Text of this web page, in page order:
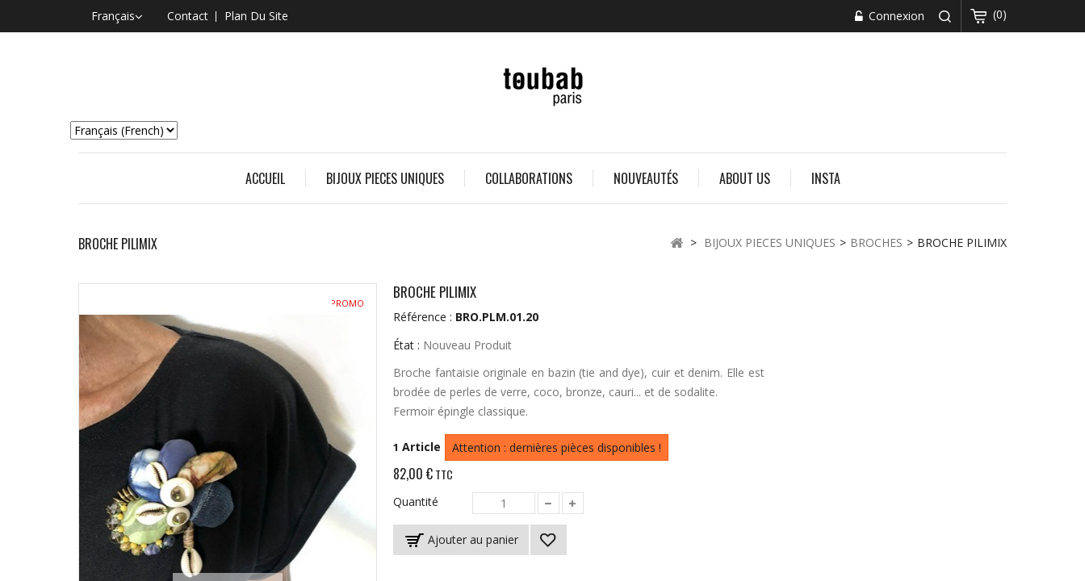
Français Contact Plan Du Site (0)
Connexion
ACCUEIL BIJOUX PIECES UNIQUES COLLABORATIONS NOUVEAUTÉS ABOUT US INSTA
BROCHE PILIMIX > BIJOUX PIECES UNIQUES > BROCHES > BROCHE PILIMIX
PROMO
BROCHE PILIMIX
Référence : BRO.PLM.01.20
État : Nouveau Produit
Broche fantaisie originale en bazin (tie and dye), cuir et denim. Elle est
brodée de perles de verre, coco, bronze, cauri... et de sodalite.
Fermoir épingle classique.
1 Article Attention : dernières pièces disponibles !
82,00 €TTC
Quantité
Ajouter au panier